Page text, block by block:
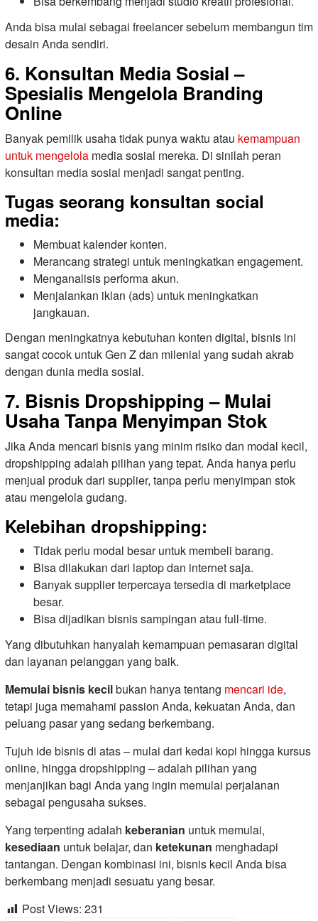
Anda bisa mulai sebagai freelancer sebelum membangun tim
desain Anda sendiri.
6. Konsultan Media Sosial –
Spesialis Mengelola Branding
Online
Banyak pemilik usaha tidak punya waktu atau kemampuan
untuk mengelola media sosial mereka. Di sinilah peran
konsultan media sosial menjadi sangat penting.
Tugas seorang konsultan social
media:
Membuat kalender konten.
Merancang strategi untuk meningkatkan engagement.
Menganalisis performa akun.
Menjalankan iklan (ads) untuk meningkatkan
jangkauan.
Dengan meningkatnya kebutuhan konten digital, bisnis ini
sangat cocok untuk Gen Z dan milenial yang sudah akrab
dengan dunia media sosial.
7. Bisnis Dropshipping – Mulai
Usaha Tanpa Menyimpan Stok
Jika Anda mencari bisnis yang minim risiko dan modal kecil,
dropshipping adalah pilihan yang tepat. Anda hanya perlu
menjual produk dari supplier, tanpa perlu menyimpan stok
atau mengelola gudang.
Kelebihan dropshipping:
Tidak perlu modal besar untuk membeli barang.
Bisa dilakukan dari laptop dan internet saja.
Banyak supplier terpercaya tersedia di marketplace
besar.
Bisa dijadikan bisnis sampingan atau full-time.
Yang dibutuhkan hanyalah kemampuan pemasaran digital
dan layanan pelanggan yang baik.
Memulai bisnis kecilbukan hanya tentang mencari ide,
tetapi juga memahami passion Anda, kekuatan Anda, dan
peluang pasar yang sedang berkembang.
Tujuh ide bisnis di atas – mulai dari kedai kopi hingga kursus
online, hingga dropshipping – adalah pilihan yang
menjanjikan bagi Anda yang ingin memulai perjalanan
sebagai pengusaha sukses.
Yang terpenting adalah keberanian untuk memulai,
kesediaan untuk belajar, dan ketekunan menghadapi
tantangan. Dengan kombinasi ini, bisnis kecil Anda bisa
berkembang menjadi sesuatu yang besar.
Post Views: 231